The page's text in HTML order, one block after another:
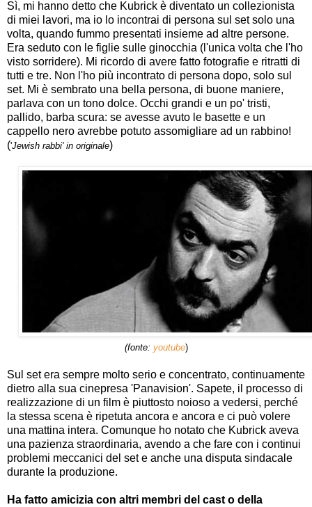
Sì, mi hanno detto che Kubrick è diventato un collezionista
di miei lavori, ma io lo incontrai di persona sul set solo una
volta, quando fummo presentati insieme ad altre persone.
Era seduto con le figlie sulle ginocchia (l'unica volta che l'ho
visto sorridere). Mi ricordo di avere fatto fotografie e ritratti di
tutti e tre. Non l'ho più incontrato di persona dopo, solo sul
set. Mi è sembrato una bella persona, di buone maniere,
parlava con un tono dolce. Occhi grandi e un po' tristi,
pallido, barba scura: se avesse avuto le basette e un
cappello nero avrebbe potuto assomigliare ad un rabbino!
('Jewish rabbi' in originale)
(fonte: youtube)
Sul set era sempre molto serio e concentrato, continuamente
dietro alla sua cinepresa 'Panavision'. Sapete, il processo di
realizzazione di un film è piuttosto noioso a vedersi, perché
la stessa scena è ripetuta ancora e ancora e ci può volere
una mattina intera. Comunque ho notato che Kubrick aveva
una pazienza straordinaria, avendo a che fare con i continui
problemi meccanici del set e anche una disputa sindacale
durante la produzione.
Ha fatto amicizia con altri membri del cast o della